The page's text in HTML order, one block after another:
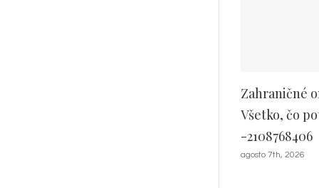
Zahraničné
Všetko, čo
-2108768406
agosto 7th, 2026